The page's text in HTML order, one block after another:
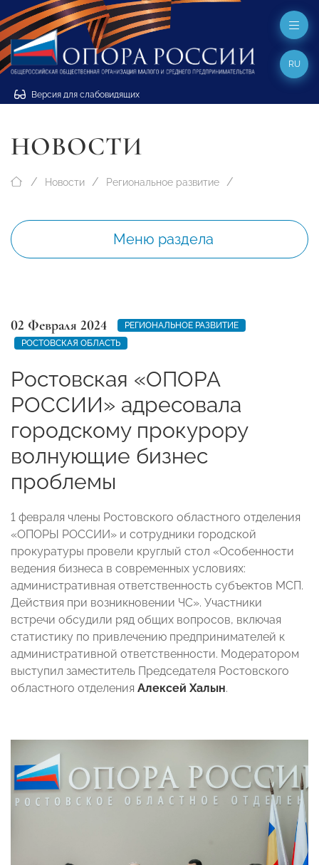
Версия для слабовидящих
RU
НОВОСТИ
Новости Региональное развитие
Меню раздела
02 Февраля 2024
РЕГИОНАЛЬНОЕ РАЗВИТИЕ
РОСТОВСКАЯ ОБЛАСТЬ
Ростовская «ОПОРА
РОССИИ» адресовала
городскому прокурору
волнующие бизнес
проблемы
1 февраля члены Ростовского областного отделения
«ОПОРЫ РОССИИ» и сотрудники городской
прокуратуры провели круглый стол «Особенности
ведения бизнеса в современных условиях:
административная ответственность субъектов МСП.
Действия при возникновении ЧС». Участники
встречи обсудили ряд общих вопросов, включая
статистику по привлечению предпринимателей к
административной ответственности. Модератором
выступил заместитель Председателя Ростовского
областного отделения Алексей Халын.